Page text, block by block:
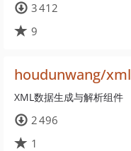
3 412
9
houdunwang/xml
XML数据生成与解析组件
2 496
1